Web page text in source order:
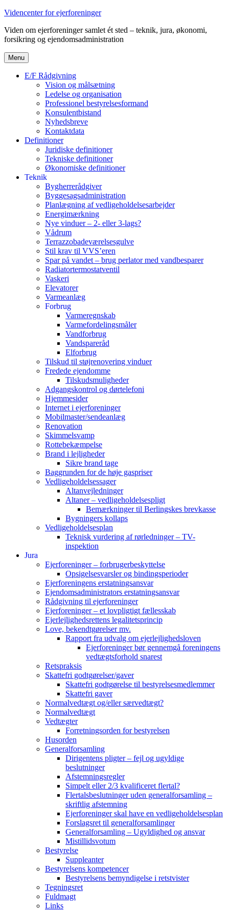
Videre
indhold
Videncenter for ejerforeninger
Viden om ejerforeninger samlet ét sted – teknik, jura, økonomi,
forsikring og ejendomsadministration
Menu
E/F Rådgivning
Vision og målsætning
Ledelse og organisation
Professionel bestyrelsesformand
Konsulentbistand
Nyhedsbreve
Kontaktdata
Definitioner
Juridiske definitioner
Tekniske definitioner
Økonomiske definitioner
Teknik
Bygherrerådgiver
Byggesagsadministration
Planlægning af vedligeholdelsesarbejder
Energimærkning
Nye vinduer – 2- eller 3-lags?
Vådrum
Terrazzobadeværelsesgulve
Stil krav til VVS’eren
Spar på vandet – brug perlator med vandbesparer
Radiatortermostatventil
Vaskeri
Elevatorer
Varmeanlæg
Forbrug
Varmeregnskab
Varmefordelingsmåler
Vandforbrug
Vandspareråd
Elforbrug
Tilskud til støjrenovering vinduer
Fredede ejendomme
Tilskudsmuligheder
Adgangskontrol og dørtelefoni
Hjemmesider
Internet i ejerforeninger
Mobilmaster/sendeanlæg
Renovation
Skimmelsvamp
Rottebekæmpelse
Brand i lejligheder
Sikre brand tage
Baggrunden for de høje gaspriser
Vedligeholdelsessager
Altanvejledninger
Altaner – vedligeholdelsespligt
Bemærkninger til Berlingskes brevkasse
Bygningers kollaps
Vedligeholdelsesplan
Teknisk vurdering af rørledninger – TV-
inspektion
Jura
Ejerforeninger – forbrugerbeskyttelse
Opsigelsesvarsler og bindingsperioder
Ejerforeningens erstatningsansvar
Ejendomsadministrators erstatningsansvar
Rådgivning til ejerforeninger
Ejerforeninger – et lovpligtigt fællesskab
Ejerlejlighedsrettens legalitetsprincip
Love, bekendtgørelser mv.
Rapport fra udvalg om ejerlejlighedsloven
Ejerforeninger bør gennemgå foreningens
vedtægtsforhold snarest
Retspraksis
Skattefri godtgørelser/gaver
Skattefri godtgørelse til bestyrelsesmedlemmer
Skattefri gaver
Normalvedtægt og/eller særvedtægt?
Normalvedtægt
Vedtægter
Forretningsorden for bestyrelsen
Husorden
Generalforsamling
Dirigentens pligter – fejl og ugyldige
beslutninger
Afstemningsregler
Simpelt eller 2/3 kvalificeret flertal?
Flertalsbeslutninger uden generalforsamling –
skriftlig afstemning
Ejerforeninger skal have en vedligeholdelsesplan
Forslagsret til generalforsamlinger
Generalforsamling – Ugyldighed og ansvar
Mistillidsvotum
Bestyrelse
Suppleanter
Bestyrelsens kompetencer
Bestyrelsens bemyndigelse i retstvister
Tegningsret
Fuldmagt
Links